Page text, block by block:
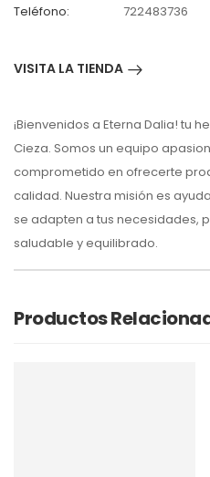
Teléfono: 722483736
VISITA LA TIENDA
¡Bienvenidos a Eterna Dalia! tu
Cieza. Somos un equipo
comprometido en ofrecerte
calidad. Nuestra misión es
se adapten a tus necesidades,
saludable y equilibrado.
Productos